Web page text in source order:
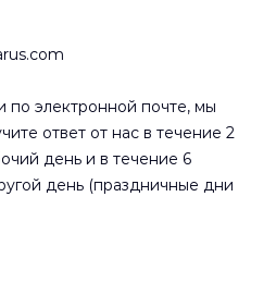
по электронной почте, мы
ответ от нас в течение 2
день и в течение 6
день (праздничные дни